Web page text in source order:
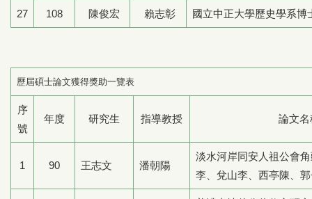
27 108 陳俊宏 賴志彰 國立中正大學歷史學系博
歷屆碩士論文獲得獎助一覽表
序
號
年度 研究生 指導教授 論文名
1 90 王志文 潘朝陽
淡水河岸同安人祖公會
李、兌山李、西亭陳、